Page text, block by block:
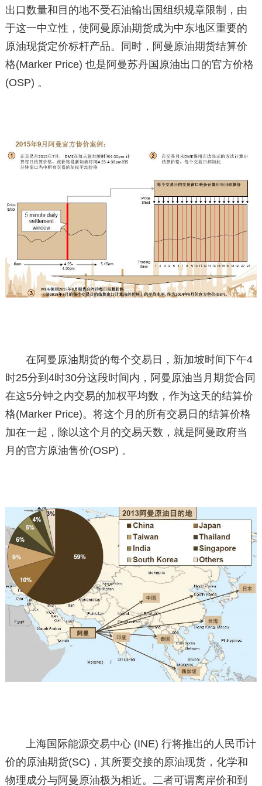
出口数量和目的地不受石油输出国组织规章限制，由
于这一中立性，使阿曼原油期货成为中东地区重要的
原油现货定价标杆产品。同时，阿曼原油期货结算价
格(Marker Price) 也是阿曼苏丹国原油出口的官方价格
(OSP) 。
在阿曼原油期货的每个交易日，新加坡时间下午4
时25分到4时30分这段时间内，阿曼原油当月期货合同
在这5分钟之内交易的加权平均数，作为这天的结算价
格(Marker Price)。将这个月的所有交易日的结算价格
加在一起，除以这个月的交易天数，就是阿曼政府当
月的官方原油售价(OSP) 。
上海国际能源交易中心 (INE) 行将推出的人民币计
价的原油期货(SC)，其所要交接的原油现货，化学和
物理成分与阿曼原油极为相近。二者可谓离岸价和到